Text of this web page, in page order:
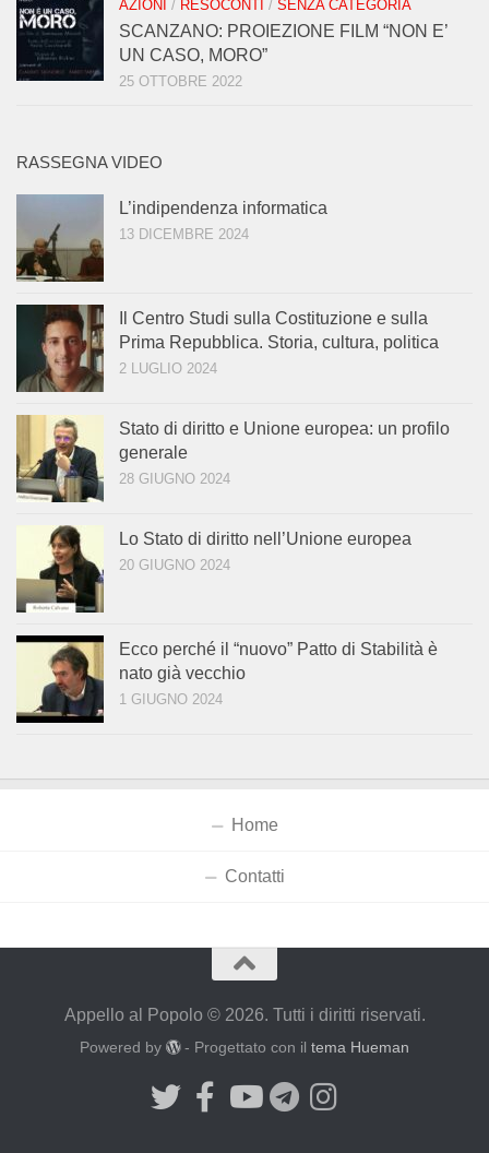
AZIONI / RESOCONTI / SENZA CATEGORIA
SCANZANO: PROIEZIONE FILM “NON E’
UN CASO, MORO”
25 OTTOBRE 2022
RASSEGNA VIDEO
L’indipendenza informatica
13 DICEMBRE 2024
Il Centro Studi sulla Costituzione e sulla
Prima Repubblica. Storia, cultura, politica
2 LUGLIO 2024
Stato di diritto e Unione europea: un profilo
generale
28 GIUGNO 2024
Lo Stato di diritto nell’Unione europea
20 GIUGNO 2024
Ecco perché il “nuovo” Patto di Stabilità è
nato già vecchio
1 GIUGNO 2024
Home
Contatti
Appello al Popolo © 2026. Tutti i diritti riservati.
Powered by - Progettato con iltema Hueman